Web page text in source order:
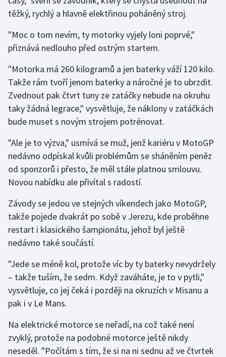
Jezdectví
Krasobruslení
Lezení
Lyže a snowboard
Moderní pětiboj
Motorsport
Olympijské hry
Parasport
Plavání
Plážový volejbal
Ragby
Rychlobruslení
Rychlostní kanoistika
Short track
těžký, rychlý a hlavně elektřinou poháněný stroj.
"Moc o tom nevím, ty motorky vyjely loni poprvé,"
přiznává nedlouho před ostrým startem.
"Motorka má 260 kilogramů a jen baterky váží 120 kilo.
Takže rám tvoří jenom baterky a náročné je to ubrzdit.
Zvednout pak čtvrt tuny ze zatáčky nebude na okruhu
taky žádná legrace," vysvětluje, že náklony v zatáčkách
bude muset s novým strojem potrénovat.
"Ale je to výzva," usmívá se muž, jenž kariéru v MotoGP
nedávno odpískal kvůli problémům se sháněním peněz
od sponzorů i přesto, že měl stále platnou smlouvu.
Novou nabídku ale přivítal s radostí.
Závody se jedou ve stejných víkendech jako MotoGP,
takže pojede dvakrát po sobě v Jerezu, kde proběhne
restart i klasického šampionátu, jehož byl ještě
nedávno také součástí.
"Jede se méně kol, protože víc by ty baterky nevydržely
– takže tuším, že sedm. Když zaváháte, je to v pytli,"
vysvětluje, co jej čeká i později na okruzích v Misanu a
pak i v Le Mans.
Na elektrické motorce se neřadí, na což také není
zvyklý, protože na podobné motorce ještě nikdy
neseděl. "Počítám s tím, že si na ni sednu až ve čtvrtek